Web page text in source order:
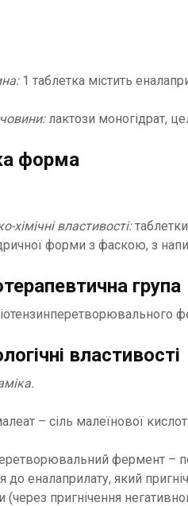
1 таблетка містить
лактози моногідрат,
форма
хімічні властивості:
форми з фаскою, з
група
властивості
– сіль малеїнової
фермент –
до еналаприлату, який
(через пригнічення